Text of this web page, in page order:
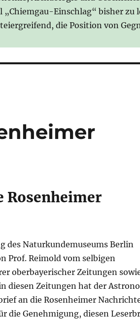
Einschlag“ bisher zu
die Position von
Rosenheimer
des Naturkundemuseums Berlin
Prof. Reimold vom selbigen
oberbayerischer Zeitungen
diesen Zeitungen hat der
an die Rosenheimer
die Genehmigung, diesen